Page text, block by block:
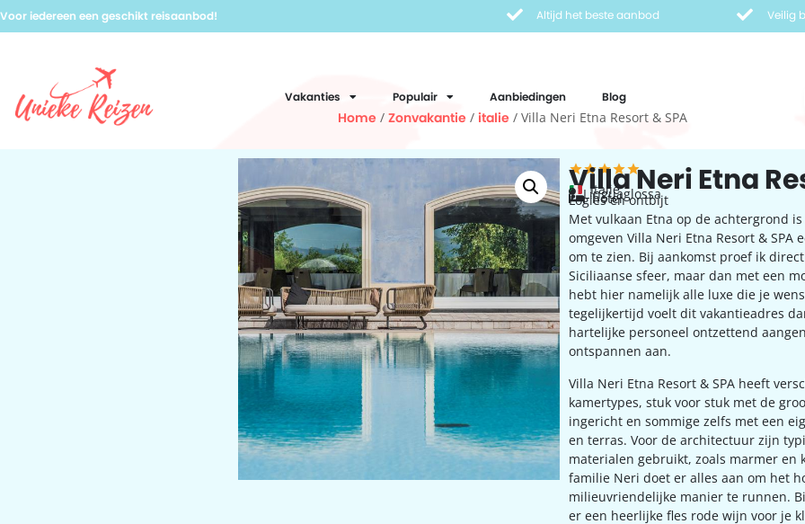
Voor iedereen een geschikt reisaanbod! Altijd het beste aanbod Veilig
Vakanties Populair Aanbiedingen Blog
Home / Zonvakantie / italie / Villa Neri Etna Resort & SPA
Villa Neri Etna
Italië
Linguaglossa
hotel
Logies en ontbijt
Met vulkaan Etna op de achtergrond
omgeven Villa Neri Etna Resort & SPA
om te zien. Bij aankomst proef ik
Siciliaanse sfeer, maar dan met een
hebt hier namelijk alle luxe die je
tegelijkertijd voelt dit vakantieadres
hartelijke personeel ontzettend
ontspannen aan.
Villa Neri Etna Resort & SPA heeft
kamertypes, stuk voor stuk met de
ingericht en sommige zelfs met een
en terras. Voor de architectuur zijn
materialen gebruikt, zoals marmer en
familie Neri doet er alles aan om het
milieuvriendelijke manier te runnen.
er een heerlijke fles rode wijn voor je